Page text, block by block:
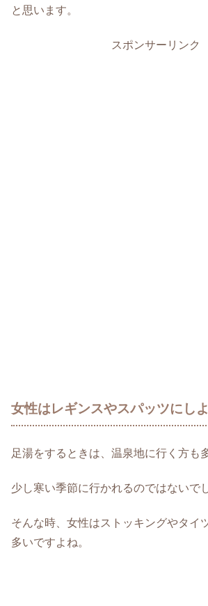
と思います。
スポンサーリンク
女性はレギンスやスパッツにしよ
足湯をするときは、温泉地に行く方も
少し寒い季節に行かれるのではないで
そんな時、女性はストッキングやタイ
多いですよね。